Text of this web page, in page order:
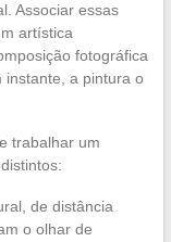
Associar essas
artística
fotográfica
instante, a pintura o
trabalhar um
de distância
o olhar de